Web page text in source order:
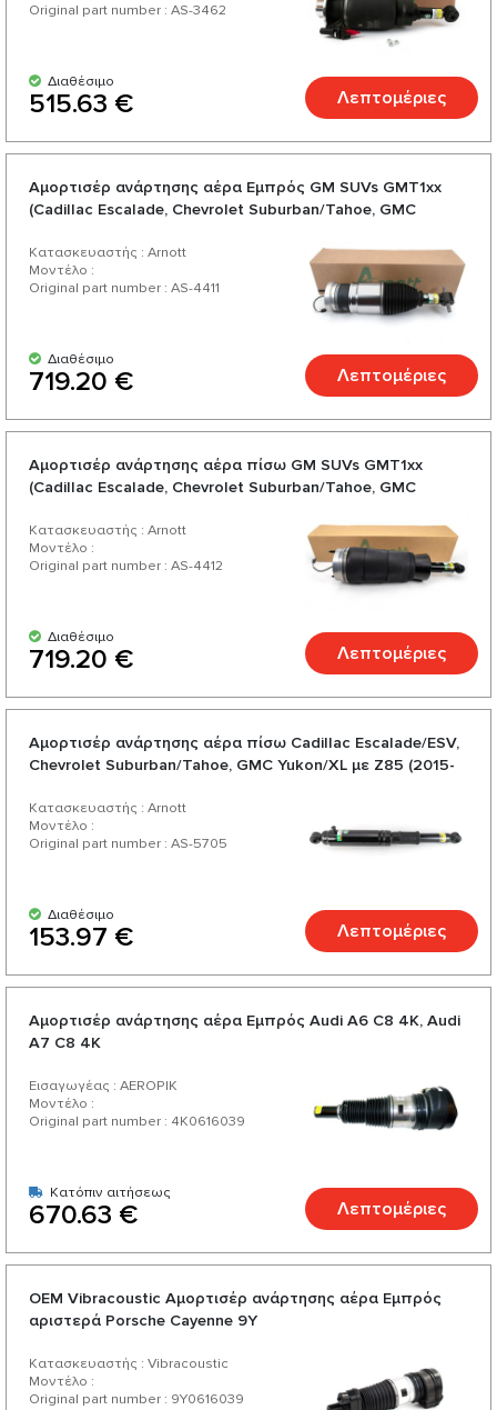
Original part number : AS-3462
Διαθέσιμο
515.63 € Λεπτομέριες
Αμορτισέρ ανάρτησης αέρα Εμπρός GM SUVs GMT1xx
(Cadillac Escalade, Chevrolet Suburban/Tahoe, GMC
Κατασκευαστής : Arnott
Μοντέλο :
Original part number : AS-4411
Διαθέσιμο
719.20 € Λεπτομέριες
Αμορτισέρ ανάρτησης αέρα πίσω GM SUVs GMT1xx
(Cadillac Escalade, Chevrolet Suburban/Tahoe, GMC
Κατασκευαστής : Arnott
Μοντέλο :
Original part number : AS-4412
Διαθέσιμο
719.20 € Λεπτομέριες
Αμορτισέρ ανάρτησης αέρα πίσω Cadillac Escalade/ESV,
Chevrolet Suburban/Tahoe, GMC Yukon/XL με Z85 (2015-
Κατασκευαστής : Arnott
Μοντέλο :
Original part number : AS-5705
Διαθέσιμο
153.97 € Λεπτομέριες
Αμορτισέρ ανάρτησης αέρα Εμπρός Audi А6 C8 4K, Audi
А7 C8 4K
Εισαγωγέας : AEROPIK
Μοντέλο :
Original part number : 4K0616039
Κατόπιν αιτήσεως
670.63 € Λεπτομέριες
OEM Vibracoustic Αμορτισέρ ανάρτησης αέρα Εμπρός
αριστερά Porsche Cayenne 9Y
Κατασκευαστής : Vibracoustic
Μοντέλο :
Original part number : 9Y0616039